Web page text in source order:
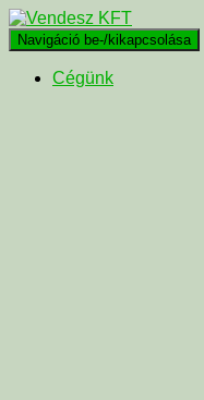
Navigáció be-/kikapcsolása
Cégünk